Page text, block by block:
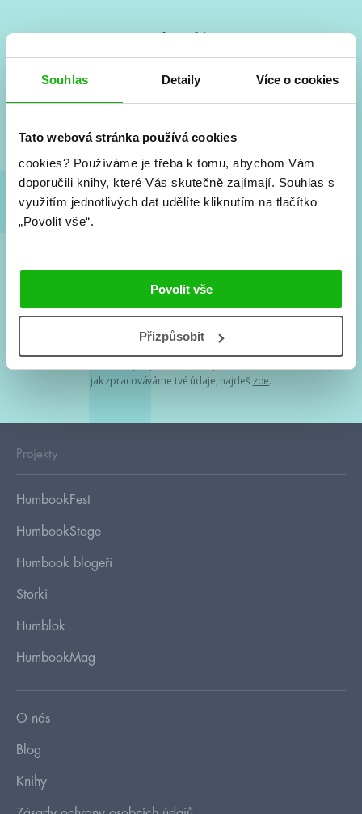
Souhlas Detaily Více o cookies
Tato webová stránka používá cookies
cookies? Používáme je třeba k tomu, abychom Vám
doporučili knihy, které Vás skutečně zajímají. Souhlas s
využitím jednotlivých dat udělíte kliknutím na tlačítko
„Povolit vše“.
Povolit vše
Přizpůsobit
Vše kolem #youngadult každý měsíc rovnou do mailu!
a seriálové adaptace a další.
Souhlasím spodmínkami zpracování osobních údajů
Tvá e-mailová adresa je u nás v bezpečí. Přečti si
jak zpracováváme tvé údaje, najdeš zde.
Projekty
HumbookFest
HumbookStage
Humbook blogeři
Storki
Humblok
HumbookMag
O nás
Blog
Knihy